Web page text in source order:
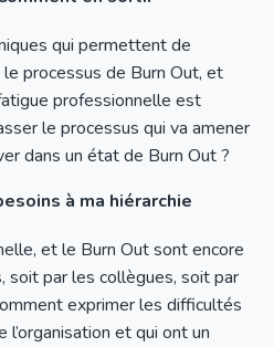
qui permettent de
processus de Burn Out, et
professionnelle est
le processus qui va amener
dans un état de Burn Out ?
à ma hiérarchie
et le Burn Out sont encore
soit par les collègues, soit par
exprimer les difficultés
l’organisation et qui ont un